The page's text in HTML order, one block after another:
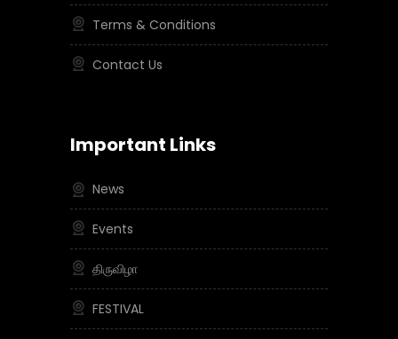
Terms & Conditions
Contact Us
Important Links
News
Events
திருவிழா
FESTIVAL